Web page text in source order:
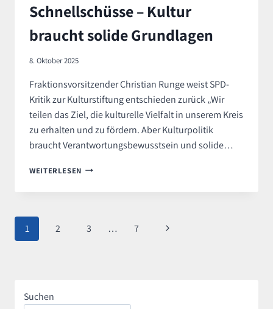
Schnellschüsse – Kultur
braucht solide Grundlagen
8. Oktober 2025
Fraktionsvorsitzender Christian Runge weist SPD-
Kritik zur Kulturstiftung entschieden zurück „Wir
teilen das Ziel, die kulturelle Vielfalt in unserem Kreis
zu erhalten und zu fördern. Aber Kulturpolitik
braucht Verantwortungsbewusstsein und solide…
WEITERLESEN VERANTWORTUNG
SCHNELLSCHÜSSE
BRAUCHT
Seitennavigation
1 2 3 … 7
Nächste
Suchen